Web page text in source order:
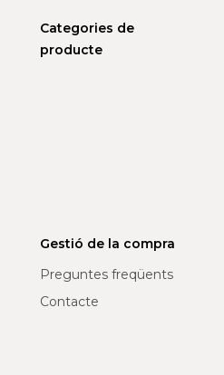
Categories de
producte
Gestió de la compra
Preguntes freqüents
Contacte